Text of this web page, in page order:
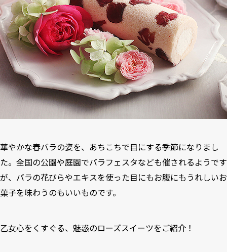
華やかな春バラの姿を、あちこちで目にする季節になりまし
た。全国の公園や庭園でバラフェスタなども催されるようです
が、バラの花びらやエキスを使った目にもお腹にもうれしいお
菓子を味わうのもいいものです。
乙女心をくすぐる、魅惑のローズスイーツをご紹介！